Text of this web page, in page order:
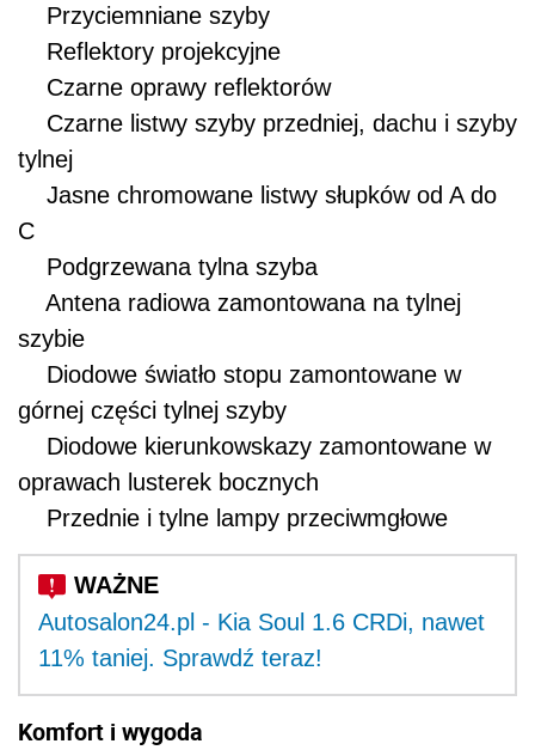
Przyciemniane szyby
Reflektory projekcyjne
Czarne oprawy reflektorów
Czarne listwy szyby przedniej, dachu i szyby
tylnej
Jasne chromowane listwy słupków od A do
C
Podgrzewana tylna szyba
Antena radiowa zamontowana na tylnej
szybie
Diodowe światło stopu zamontowane w
górnej części tylnej szyby
Diodowe kierunkowskazy zamontowane w
oprawach lusterek bocznych
Przednie i tylne lampy przeciwmgłowe
Autosalon24.pl - Kia Soul 1.6 CRDi, nawet
11% taniej. Sprawdź teraz!
Komfort i wygoda